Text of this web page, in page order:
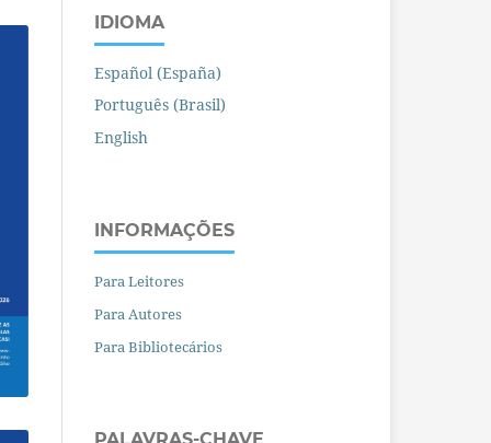
IDIOMA
Español (España)
Português (Brasil)
English
INFORMAÇÕES
Para Leitores
Para Autores
Para Bibliotecários